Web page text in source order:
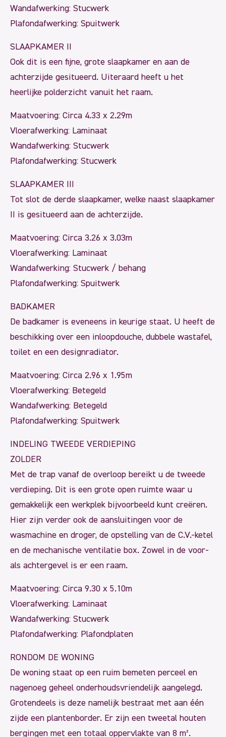
Wandafwerking: Stucwerk
Plafondafwerking: Spuitwerk
SLAAPKAMER II
Ook dit is een fijne, grote slaapkamer en aan de
achterzijde gesitueerd. Uiteraard heeft u het
heerlijke polderzicht vanuit het raam.
Maatvoering: Circa 4.33 x 2.29m
Vloerafwerking: Laminaat
Wandafwerking: Stucwerk
Plafondafwerking: Stucwerk
SLAAPKAMER III
Tot slot de derde slaapkamer, welke naast slaapkamer
II is gesitueerd aan de achterzijde.
Maatvoering: Circa 3.26 x 3.03m
Vloerafwerking: Laminaat
Wandafwerking: Stucwerk / behang
Plafondafwerking: Spuitwerk
BADKAMER
De badkamer is eveneens in keurige staat. U heeft de
beschikking over een inloopdouche, dubbele wastafel,
toilet en een designradiator.
Maatvoering: Circa 2.96 x 1.95m
Vloerafwerking: Betegeld
Wandafwerking: Betegeld
Plafondafwerking: Spuitwerk
INDELING TWEEDE VERDIEPING
ZOLDER
Met de trap vanaf de overloop bereikt u de tweede
verdieping. Dit is een grote open ruimte waar u
gemakkelijk een werkplek bijvoorbeeld kunt creëren.
Hier zijn verder ook de aansluitingen voor de
wasmachine en droger, de opstelling van de C.V.-ketel
en de mechanische ventilatie box. Zowel in de voor-
als achtergevel is er een raam.
Maatvoering: Circa 9.30 x 5.10m
Vloerafwerking: Laminaat
Wandafwerking: Stucwerk
Plafondafwerking: Plafondplaten
RONDOM DE WONING
De woning staat op een ruim bemeten perceel en
nagenoeg geheel onderhoudsvriendelijk aangelegd.
Grotendeels is deze namelijk bestraat met aan één
zijde een plantenborder. Er zijn een tweetal houten
bergingen met een totaal oppervlakte van 8 m².